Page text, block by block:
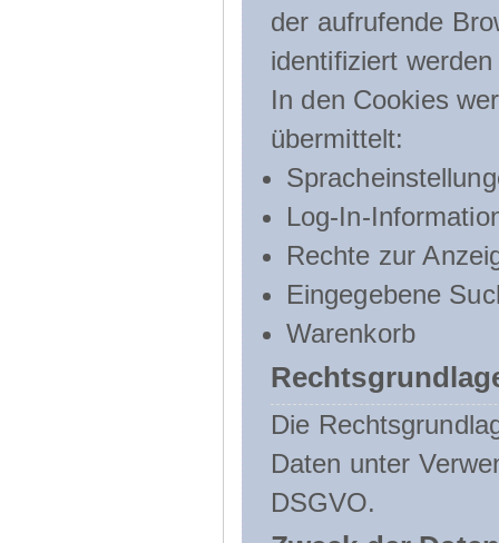
der aufrufende
identifiziert
In den Cookies
übermittelt:
Log-In-
Rechte zur
Eingegebene
Warenkorb
Die
Daten unter
DSGVO.